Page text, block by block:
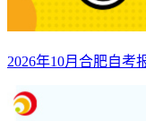
2026年10月合肥自考